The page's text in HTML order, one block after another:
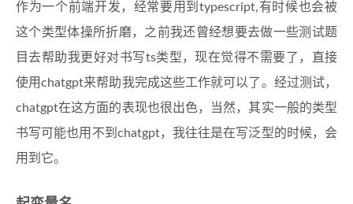
作为一个前端开发，经常要用到typescript,有时候也会被
这个类型体操所折磨，之前我还曾经想要去做一些测试题
目去帮助我更好对书写ts类型，现在觉得不需要了，直接
使用chatgpt来帮助我完成这些工作就可以了。经过测试，
chatgpt在这方面的表现也很出色，当然，其实一般的类型
书写可能也用不到chatgpt，我往往是在写泛型的时候，会
用到它。